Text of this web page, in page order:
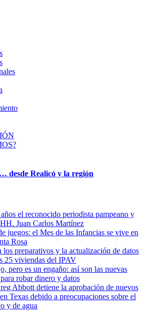
el reconocido periodista pampeano y
Juan Carlos Martínez
juegos: el Mes de las Infancias se vive en
Rosa
los preparativos y la actualización de datos
25 viviendas del IPAV
pero es un engaño: así son las nuevas
robar dinero y datos
Abbott detiene la aprobación de nuevos
Texas debido a preocupaciones sobre el
y de agua